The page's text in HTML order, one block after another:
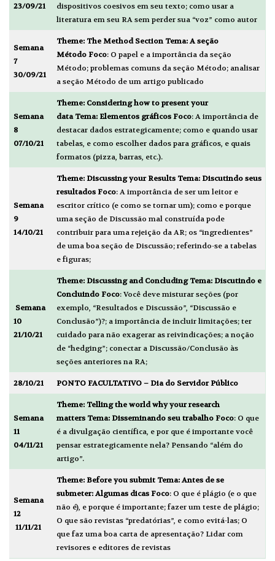
23/09/21
dispositivos coesivos em seu texto; como usar a
literatura em seu RA sem perder sua “voz” como autor
Semana
7
30/09/21
Theme: The Method Section Tema: A seção
Método Foco: O papel e a importância da seção
Método; problemas comuns da seção Método; analisar
a seção Método de um artigo publicado
Semana
8
07/10/21
Theme: Considering how to present your
data Tema: Elementos gráficos Foco: A importância de
destacar dados estrategicamente; como e quando usar
tabelas, e como escolher dados para gráficos, e quais
formatos (pizza, barras, etc.).
Semana
9
14/10/21
Theme: Discussing your Results Tema: Discutindo seus
resultados Foco: A importância de ser um leitor e
escritor crítico (e como se tornar um); como e porque
uma seção de Discussão mal construída pode
contribuir para uma rejeição da AR; os “ingredientes”
de uma boa seção de Discussão; referindo-se a tabelas
e figuras;
Semana
10
21/10/21
Theme: Discussing and Concluding Tema: Discutindo e
Concluindo Foco: Você deve misturar seções (por
exemplo, “Resultados e Discussão”, “Discussão e
Conclusão”)?; a importância de incluir limitações; ter
cuidado para não exagerar as reivindicações; a noção
de “hedging”; conectar a Discussão/Conclusão às
seções anteriores na RA;
28/10/21 PONTO FACULTATIVO – Dia do Servidor Público
Semana
11
04/11/21
Theme: Telling the world why your research
matters Tema: Disseminando seu trabalho Foco: O que
é a divulgação científica, e por que é importante você
pensar estrategicamente nela? Pensando “além do
artigo”.
Semana
12
11/11/21
Theme: Before you submit Tema: Antes de se
submeter: Algumas dicas Foco: O que é plágio (e o que
não é), e porque é importante; fazer um teste de plágio;
O que são revistas “predatórias”, e como evitá-las; O
que faz uma boa carta de apresentação? Lidar com
revisores e editores de revistas